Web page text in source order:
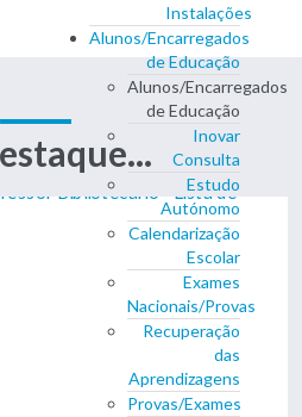
Instalações
Alunos/Encarregados
de Educação
Alunos/Encarregados
de Educação
Inovar
Consulta
Estudo
Autónomo
Calendarização
Escolar
Exames
Nacionais/Provas
Recuperação
das
Aprendizagens
Provas/Exames